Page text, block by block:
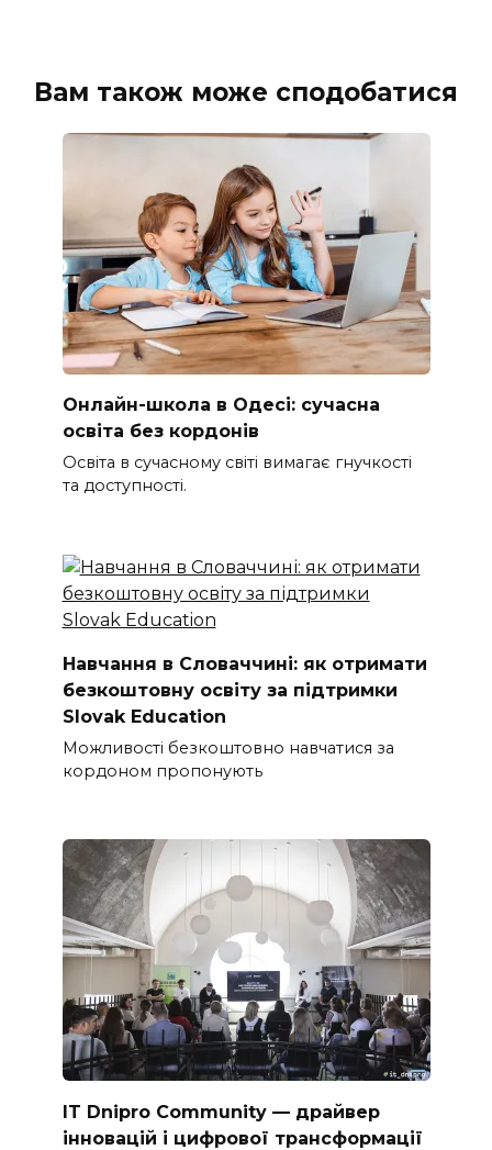
Вам також може сподобатися
Онлайн-школа в Одесі: сучасна
освіта без кордонів
Освіта в сучасному світі вимагає гнучкості
та доступності.
Навчання в Словаччині: як отримати
безкоштовну освіту за підтримки
Slovak Education
Можливості безкоштовно навчатися за
кордоном пропонують
IT Dnipro Community — драйвер
інновацій і цифрової трансформації